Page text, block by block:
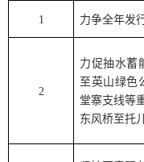
1 力争全年发
2
力促抽水蓄
至英山绿色
堂寨支线等
东风桥至托